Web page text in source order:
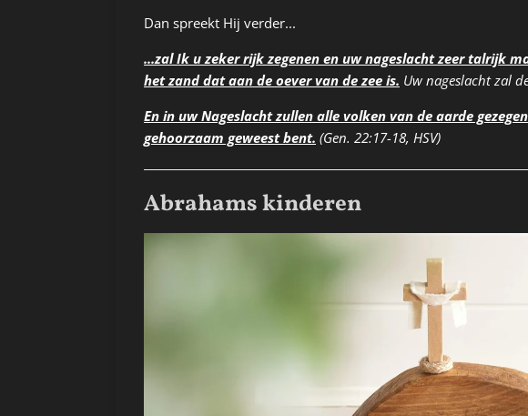
Dan spreekt Hij verder...
...zal Ik u zeker rijk zegenen en uw nageslacht zeer talrijk
het zand dat aan de oever van de zee is. Uw nageslacht zal
En in uw Nageslacht zullen alle volken van de aarde
gehoorzaam geweest bent. (Gen. 22:17-18, HSV)
Abrahams kinderen